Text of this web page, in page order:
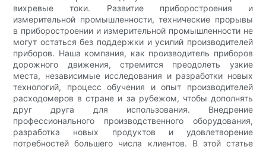
вихревые токи. Развитие приборостроения и
измерительной промышленности, технические прорывы
в приборостроении и измерительной промышленности не
могут остаться без поддержки и усилий производителей
приборов. Наша компания, как производитель приборов
дорожного движения, стремится преодолеть узкие
места, независимые исследования и разработки новых
технологий, процесс обучения и опыт производителей
расходомеров в стране и за рубежом, чтобы дополнять
друг друга для использования. Внедрение
профессионального производственного оборудования,
разработка новых продуктов и удовлетворение
потребностей большего числа клиентов. В этой статье